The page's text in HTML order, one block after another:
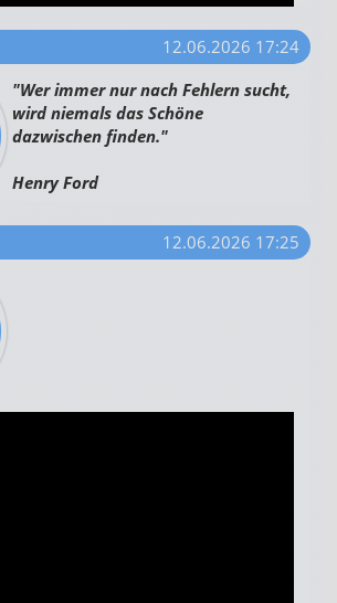
12.06.2026 17:24
"Wer immer nur nach Fehlern sucht,
wird niemals das Schöne
dazwischen finden."
Henry Ford
12.06.2026 17:25